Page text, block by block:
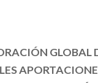
GLOBAL